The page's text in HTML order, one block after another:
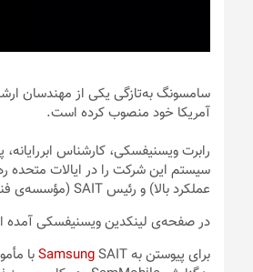
آمریکا خود منصوب کرده است.
عملکرد بالا) و رئیس SAIT (مؤسسه‌ی فناوری پیشرفته‌ی سامسونگ) آزمایشگاه معماری سیستم‌های واحد آمریکا سامسونگ را برعهده دارد.
در صفحه‌ی لینکدین ویسنیفسکی
برای پیوستن به
SamsungSAIT با مأموریت ایجاد آزمایشگاه سیستمی مستقر در ایالات متحده هیجان‌زده‌‌‌ام.